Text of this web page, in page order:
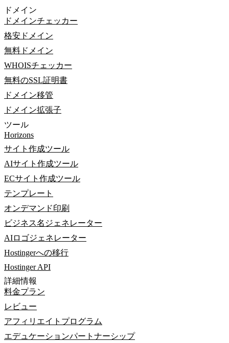
ドメイン
ドメインチェッカー
格安ドメイン
無料ドメイン
WHOISチェッカー
無料のSSL証明書
ドメイン移管
ドメイン拡張子
ツール
Horizons
サイト作成ツール
AIサイト作成ツール
ECサイト作成ツール
テンプレート
オンデマンド印刷
ビジネス名ジェネレーター
AIロゴジェネレーター
Hostingerへの移行
Hostinger API
詳細情報
料金プラン
レビュー
アフィリエイトプログラム
エデュケーションパートナーシップ